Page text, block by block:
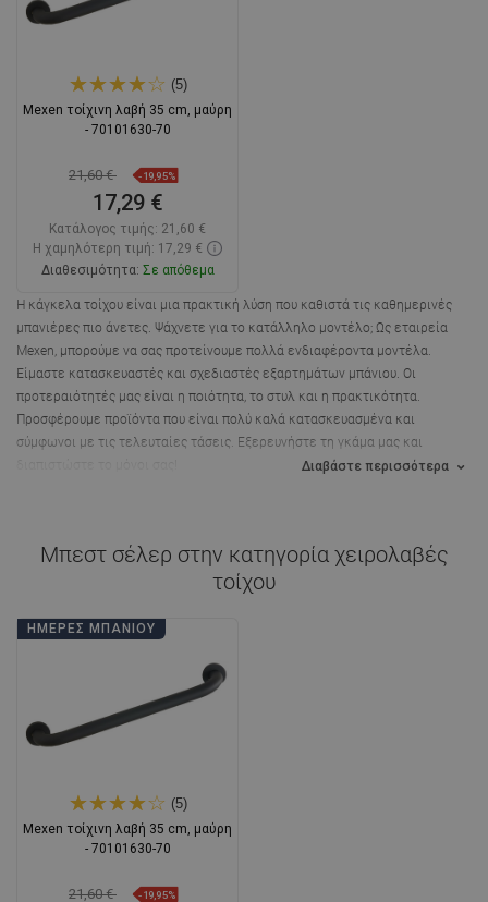
(5)
Mexen τοίχινη λαβή 35 cm, μαύρη
- 70101630-70
21,60 € -19,95%
17,29 €
Κατάλογος τιμής: 21,60 €
Η χαμηλότερη τιμή: 17,29 €
Διαθεσιμότητα: Σε απόθεμα
Στο καλάθι
favorite_border Αγαπημένα
Σύγκριση
Η κάγκελα τοίχου είναι μια πρακτική λύση που καθιστά τις καθημερινές
μπανιέρες πιο άνετες. Ψάχνετε για το κατάλληλο μοντέλο; Ως εταιρεία
Mexen, μπορούμε να σας προτείνουμε πολλά ενδιαφέροντα μοντέλα.
Είμαστε κατασκευαστές και σχεδιαστές εξαρτημάτων μπάνιου. Οι
προτεραιότητές μας είναι η ποιότητα, το στυλ και η πρακτικότητα.
Προσφέρουμε προϊόντα που είναι πολύ καλά κατασκευασμένα και
σύμφωνοι με τις τελευταίες τάσεις. Εξερευνήστε τη γκάμα μας και
Διαβάστε περισσότερα
Μπεστ σέλερ στην κατηγορία χειρολαβές
τοίχου
ΗΜΈΡΕΣ ΜΠΆΝΙΟΥ
(5)
Mexen τοίχινη λαβή 35 cm, μαύρη
- 70101630-70
21,60 € -19,95%